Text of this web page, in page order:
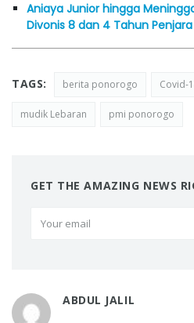
Aniaya Junior hingga
Divonis 8 dan 4 Tahun Penjara
TAGS: berita ponorogo Covid-
mudik Lebaran pmi ponorogo
GET THE AMAZING NEWS
ABDUL JALIL